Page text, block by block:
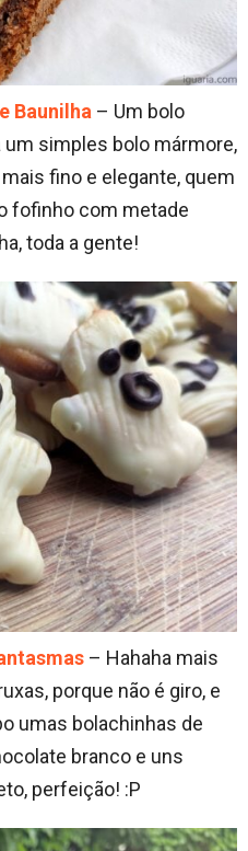
Baunilha – Um bolo
um simples bolo mármore,
fino e elegante, quem
fofinho com metade
toda a gente!
– Hahaha mais
porque não é giro, e
umas bolachinhas de
branco e uns
perfeição! :P